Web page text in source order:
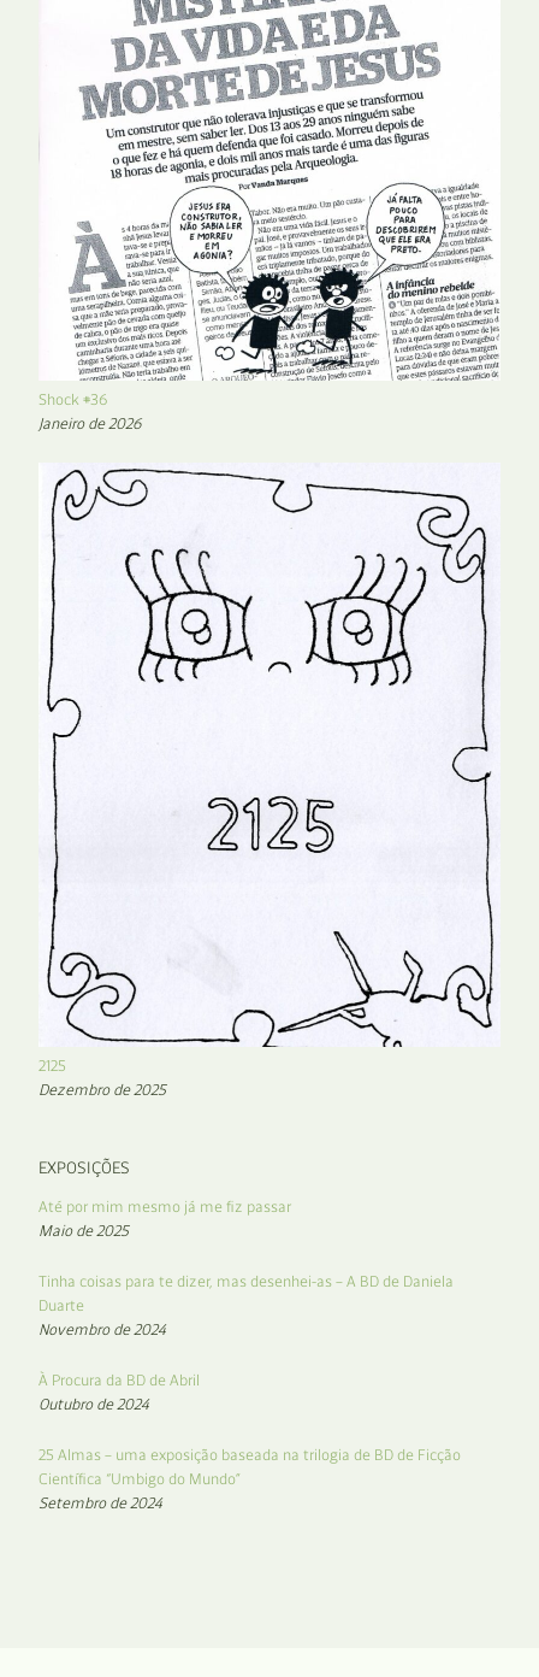
Shock #36
Janeiro de 2026
2125
Dezembro de 2025
EXPOSIÇÕES
Até por mim mesmo já me fiz passar
Maio de 2025
Tinha coisas para te dizer, mas desenhei-as – A BD de Daniela
Duarte
Novembro de 2024
À Procura da BD de Abril
Outubro de 2024
25 Almas – uma exposição baseada na trilogia de BD de Ficção
Científica “Umbigo do Mundo”
Setembro de 2024